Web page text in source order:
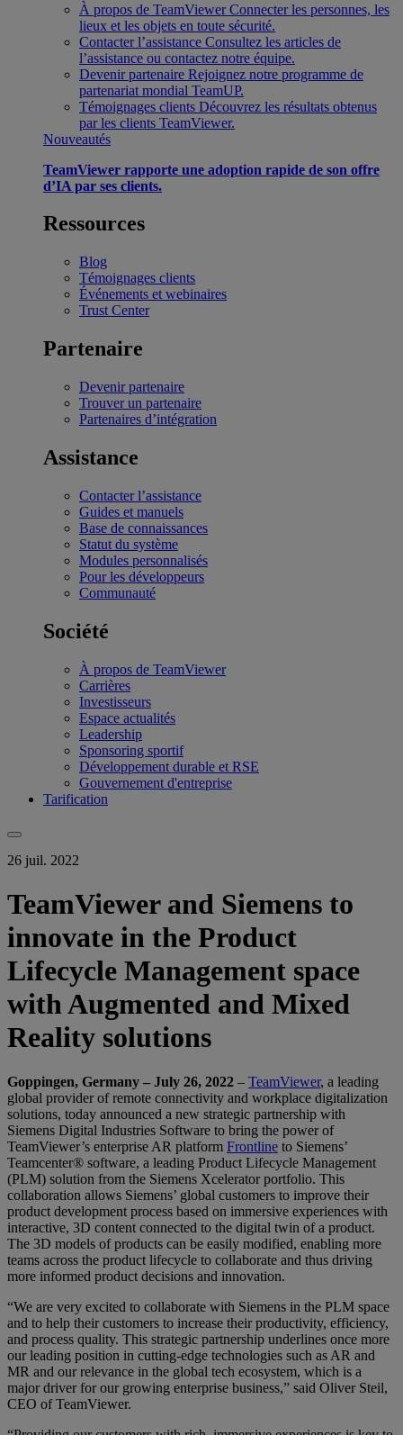
À propos de TeamViewer Connecter les personnes, les
lieux et les objets en toute sécurité.
Contacter l’assistance Consultez les articles de
l’assistance ou contactez notre équipe.
Devenir partenaire Rejoignez notre programme de
partenariat mondial TeamUP.
Témoignages clients Découvrez les résultats obtenus
par les clients TeamViewer.
Nouveautés
TeamViewer rapporte une adoption rapide de son offre
d’IA par ses clients.
Ressources
Blog
Témoignages clients
Événements et webinaires
Trust Center
Partenaire
Devenir partenaire
Trouver un partenaire
Partenaires d’intégration
Assistance
Contacter l’assistance
Guides et manuels
Base de connaissances
Statut du système
Modules personnalisés
Pour les développeurs
Communauté
Société
À propos de TeamViewer
Carrières
Investisseurs
Espace actualités
Leadership
Sponsoring sportif
Développement durable et RSE
Gouvernement d'entreprise
Tarification
26 juil. 2022
TeamViewer and Siemens to
innovate in the Product
Lifecycle Management space
with Augmented and Mixed
Reality solutions
Goppingen, Germany – July 26, 2022 – TeamViewer, a leading
global provider of remote connectivity and workplace digitalization
solutions, today announced a new strategic partnership with
Siemens Digital Industries Software to bring the power of
TeamViewer’s enterprise AR platform Frontline to Siemens’
Teamcenter® software, a leading Product Lifecycle Management
(PLM) solution from the Siemens Xcelerator portfolio. This
collaboration allows Siemens’ global customers to improve their
product development process based on immersive experiences with
interactive, 3D content connected to the digital twin of a product.
The 3D models of products can be easily modified, enabling more
teams across the product lifecycle to collaborate and thus driving
more informed product decisions and innovation.
“We are very excited to collaborate with Siemens in the PLM space
and to help their customers to increase their productivity, efficiency,
and process quality. This strategic partnership underlines once more
our leading position in cutting-edge technologies such as AR and
MR and our relevance in the global tech ecosystem, which is a
major driver for our growing enterprise business,” said Oliver Steil,
CEO of TeamViewer.